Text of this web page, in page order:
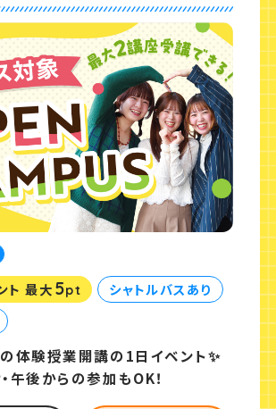
ト 最大5pt
シャトルバスあり
体験授業開講の1日イベント✨
午後からの参加もOK！